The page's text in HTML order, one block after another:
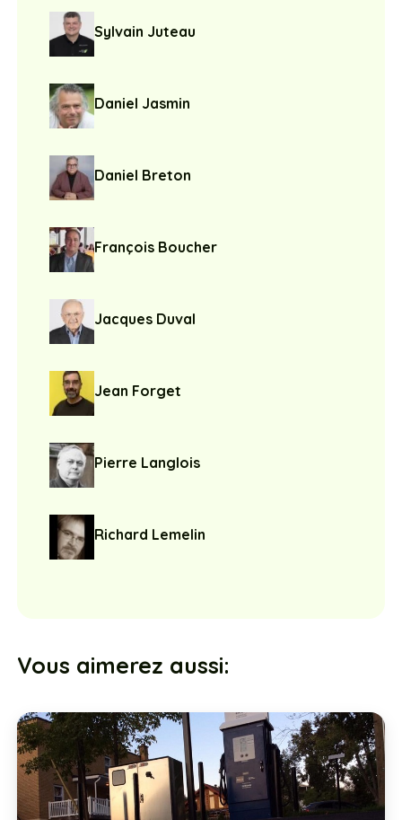
Sylvain Juteau
Daniel Jasmin
Daniel Breton
François Boucher
Jacques Duval
Jean Forget
Pierre Langlois
Richard Lemelin
Vous aimerez aussi: